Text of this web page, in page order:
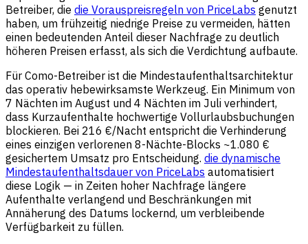
Betreiber, die die Vorauspreisregeln von PriceLabs genutzt
haben, um frühzeitig niedrige Preise zu vermeiden, hätten
einen bedeutenden Anteil dieser Nachfrage zu deutlich
höheren Preisen erfasst, als sich die Verdichtung aufbaute.
Für Como-Betreiber ist die Mindestaufenthaltsarchitektur
das operativ hebewirksamste Werkzeug. Ein Minimum von
7 Nächten im August und 4 Nächten im Juli verhindert,
dass Kurzaufenthalte hochwertige Vollurlaubsbuchungen
blockieren. Bei 216 €/Nacht entspricht die Verhinderung
eines einzigen verlorenen 8-Nächte-Blocks ~1.080 €
gesichertem Umsatz pro Entscheidung. die dynamische
Mindestaufenthaltsdauer von PriceLabs automatisiert
diese Logik — in Zeiten hoher Nachfrage längere
Aufenthalte verlangend und Beschränkungen mit
Annäherung des Datums lockernd, um verbleibende
Verfügbarkeit zu füllen.